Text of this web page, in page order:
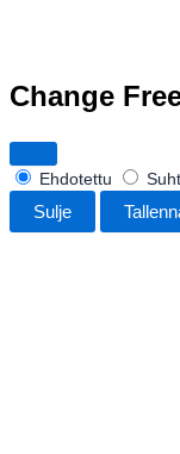
Change
Ehdotettu
Sulje